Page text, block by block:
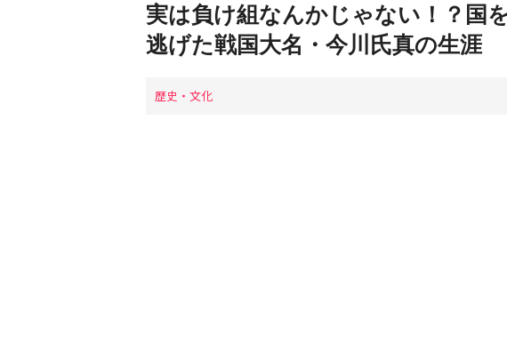
実は負け組なんかじゃない！？国
逃げた戦国大名・今川氏真の生涯
歴史・文化